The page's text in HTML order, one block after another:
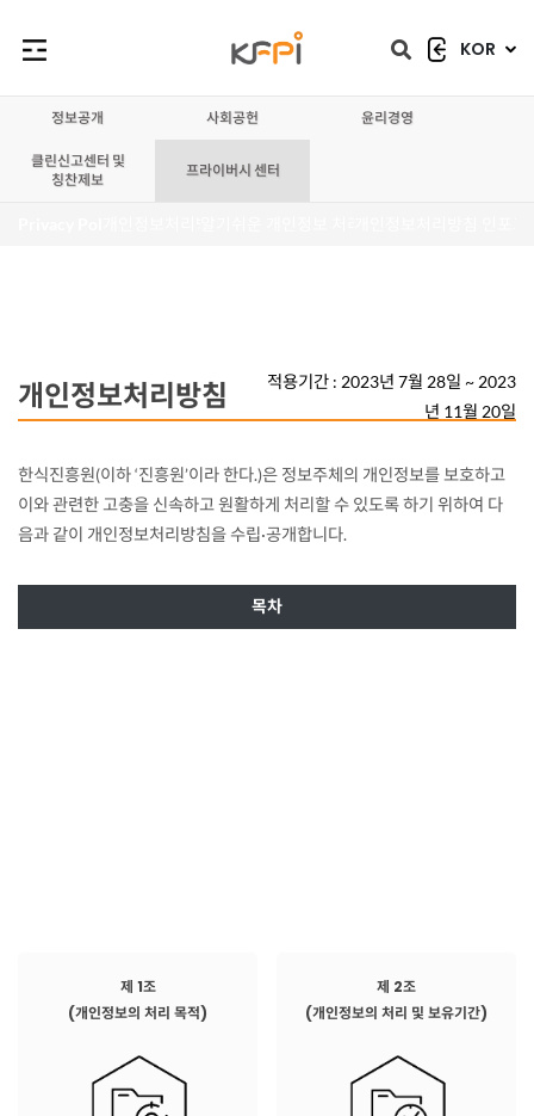
KOR
정보공개 사회공헌 윤리경영
클린신고센터 및
칭찬제보
프라이버시 센터
개인정보처리방침
적용기간 : 2023년 7월 28일 ~ 2023
년 11월 20일
한식진흥원(이하 ‘진흥원’이라 한다.)은 정보주체의 개인정보를 보호하고
이와 관련한 고충을 신속하고 원활하게 처리할 수 있도록 하기 위하여 다
음과 같이 개인정보처리방침을 수립·공개합니다.
목차
제 1조
(개인정보의 처리 목적)
제 2조
(개인정보의 처리 및 보유기간)